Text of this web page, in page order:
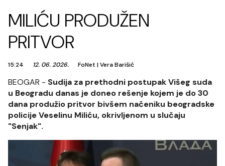
MILIĆU PRODUŽEN
PRITVOR
15:24 12. 06. 2026. FoNet |Vera Barišić
BEOGAR - Sudija za prethodni postupak Višeg suda
u Beogradu danas je doneo rešenje kojem je do 30
dana produžio pritvor bivšem načeniku beogradske
policije Veselinu Miliću, okrivljenom u slučaju
"Senjak".